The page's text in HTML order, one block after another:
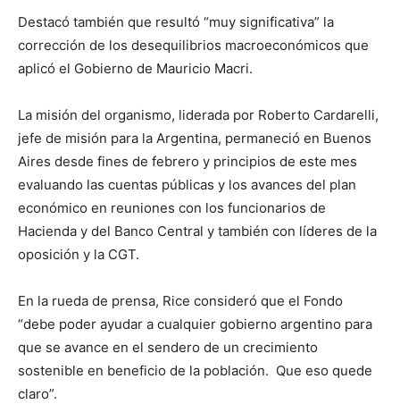
Destacó también que resultó “muy significativa” la
corrección de los desequilibrios macroeconómicos que
aplicó el Gobierno de Mauricio Macri.
La misión del organismo, liderada por Roberto Cardarelli,
jefe de misión para la Argentina, permaneció en Buenos
Aires desde fines de febrero y principios de este mes
evaluando las cuentas públicas y los avances del plan
económico en reuniones con los funcionarios de
Hacienda y del Banco Central y también con líderes de la
oposición y la CGT.
En la rueda de prensa, Rice consideró que el Fondo
“debe poder ayudar a cualquier gobierno argentino para
que se avance en el sendero de un crecimiento
sostenible en beneficio de la población. Que eso quede
claro”.